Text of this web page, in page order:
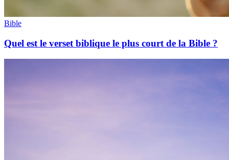
Bible
Quel est le verset biblique le plus court de la Bible ?